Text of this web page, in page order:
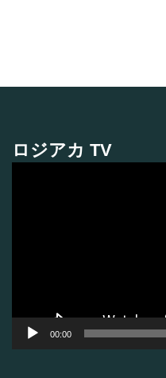
ロジアカ TV
00:00